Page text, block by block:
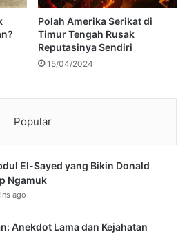
Polah Amerika Serikat di
Timur Tengah Rusak
Reputasinya Sendiri
15/04/2024
Popular
El-Sayed yang Bikin Donald
Ngamuk
ago
Anekdot Lama dan Kejahatan